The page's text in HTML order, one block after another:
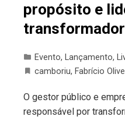
propósito e
Evento, Lançamento,
camboriu, Fabrício
O gestor público e
responsável por